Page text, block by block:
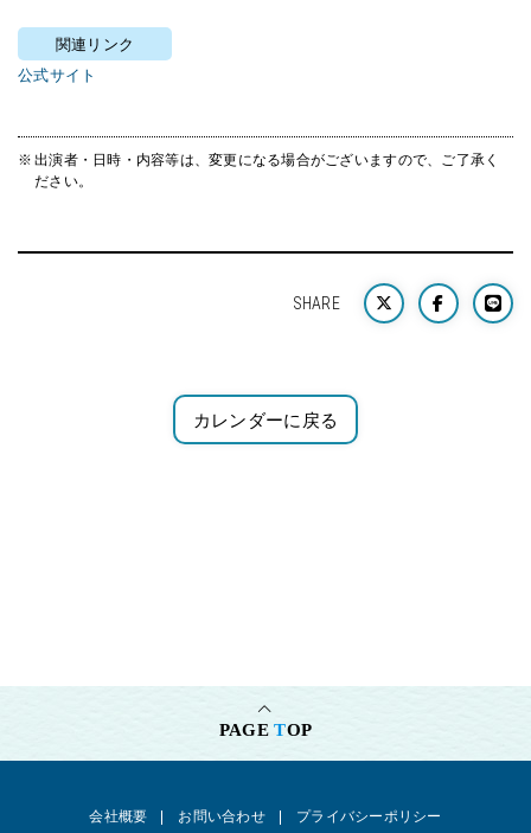
関連リンク
公式サイト
出演者・日時・内容等は、変更になる場合がございますので、ご了承く
ださい。
SHARE
カレンダーに戻る
PAGETOP
会社概要 お問い合わせ プライバシーポリシー